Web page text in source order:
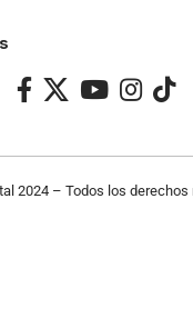
2024 – Todos los derechos